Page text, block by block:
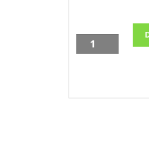
Tuš
kanalica
KSN60,